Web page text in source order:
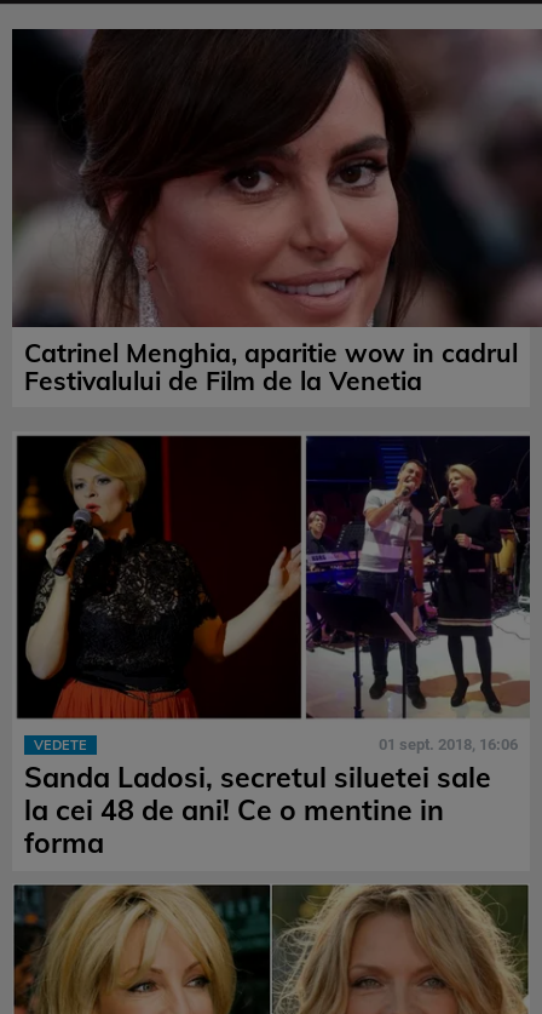
Catrinel Menghia, aparitie wow in cadrul
Festivalului de Film de la Venetia
VEDETE 01 sept. 2018, 16:06
Sanda Ladosi, secretul siluetei sale
la cei 48 de ani! Ce o mentine in
forma